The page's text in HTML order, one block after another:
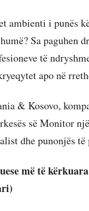
ambienti i punës
Sa paguhen
të
apo në
& Kosovo,
së Monitor
dhe punonjës
më të